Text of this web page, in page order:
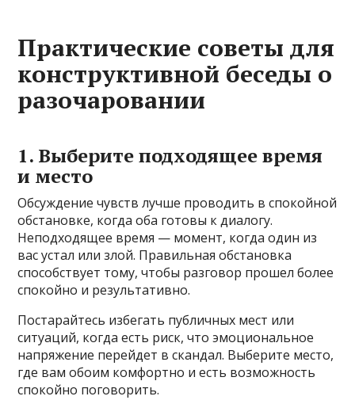
Практические советы для
конструктивной беседы о
разочаровании
1. Выберите подходящее время
и место
Обсуждение чувств лучше проводить в спокойной
обстановке, когда оба готовы к диалогу.
Неподходящее время — момент, когда один из
вас устал или злой. Правильная обстановка
способствует тому, чтобы разговор прошел более
спокойно и результативно.
Постарайтесь избегать публичных мест или
ситуаций, когда есть риск, что эмоциональное
напряжение перейдет в скандал. Выберите место,
где вам обоим комфортно и есть возможность
спокойно поговорить.